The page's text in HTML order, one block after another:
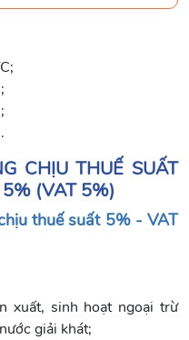
CHỊU THUẾ SUẤT
(VAT 5%)
thuế suất 5% - VAT
xuất, sinh hoạt ngoại trừ
giải khát;